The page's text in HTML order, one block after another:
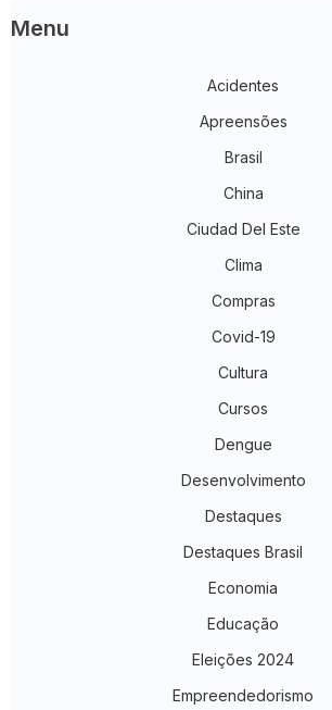
Menu
Acidentes
Apreensões
Brasil
China
Ciudad Del Este
Clima
Compras
Covid-19
Cultura
Cursos
Dengue
Desenvolvimento
Destaques
Destaques Brasil
Economia
Educação
Eleições 2024
Empreendedorismo